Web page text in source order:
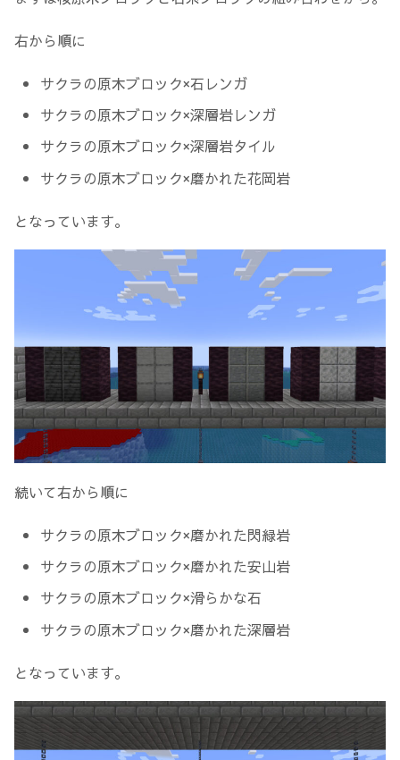
右から順に
サクラの原木ブロック×石レンガ
サクラの原木ブロック×深層岩レンガ
サクラの原木ブロック×深層岩タイル
サクラの原木ブロック×磨かれた花岡岩
となっています。
続いて右から順に
サクラの原木ブロック×磨かれた閃緑岩
サクラの原木ブロック×磨かれた安山岩
サクラの原木ブロック×滑らかな石
サクラの原木ブロック×磨かれた深層岩
となっています。